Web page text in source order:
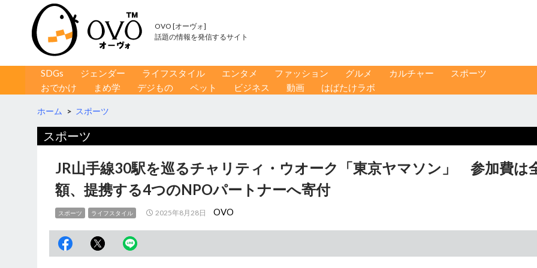
OVO [オーヴォ]
話題の情報を発信するサイト
コンテンツへ移動
SDGs ジェンダー ライフスタイル エンタメ ファッション グルメ カルチャー
スポーツ
おでかけ
まめ学 デジもの ペット ビジネス 動画 はばたけラボ
ホーム > スポーツ
スポーツ
JR山手線30駅を巡るチャリティ・ウオーク「東京ヤマソン」 参加費は
額、提携する4つのNPOパートナーへ寄付
スポーツ ライフスタイル 2025年8月28日 OVO